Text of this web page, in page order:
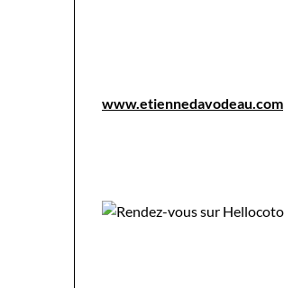
www.etiennedavodeau.com